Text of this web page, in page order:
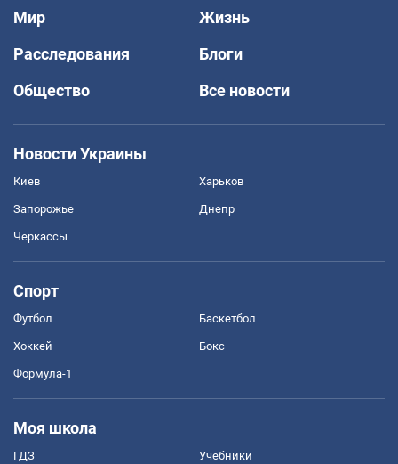
Мир
Жизнь
Расследования
Блоги
Общество
Все новости
Новости Украины
Киев Харьков
Запорожье Днепр
Черкассы
Спорт
Футбол Баскетбол
Хоккей Бокс
Формула-1
Моя школа
ГДЗ Учебники